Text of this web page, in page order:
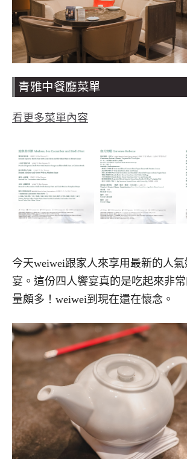
青雅中餐廳菜單
看更多菜單內容
今天weiwei跟家人來享用最新的人
宴。這份四人饗宴真的是吃起來非
量頗多！ weiwei到現在還在懷念。